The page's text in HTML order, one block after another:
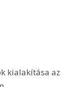
kialakítása az